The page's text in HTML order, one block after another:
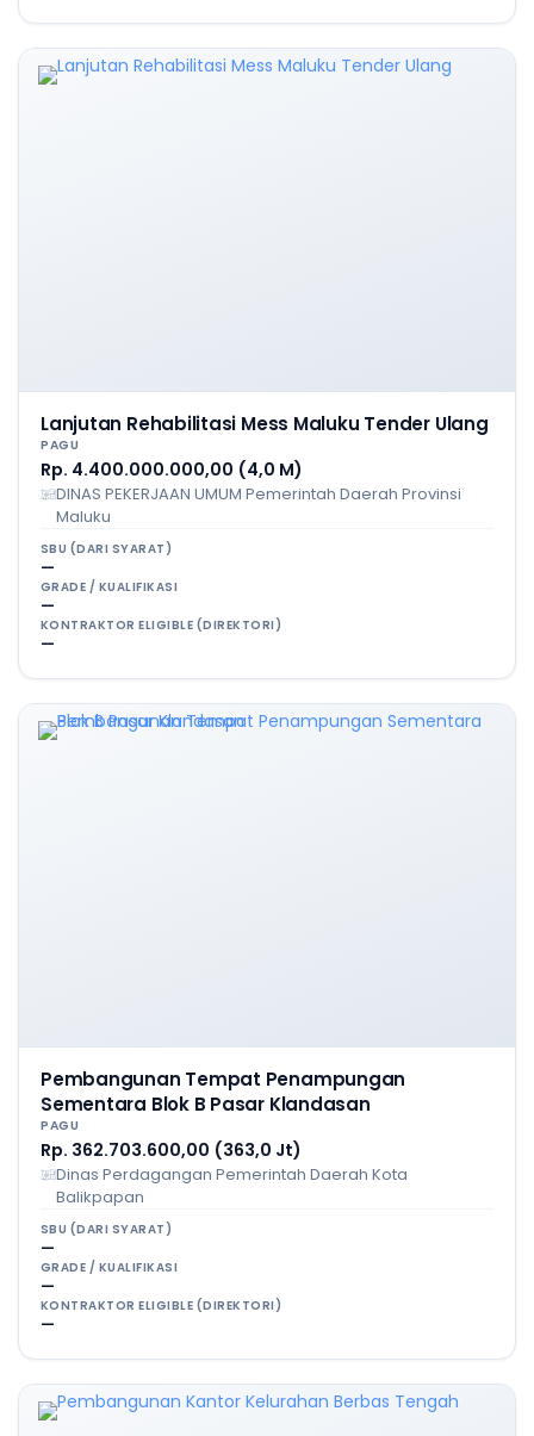
Lanjutan Rehabilitasi Mess Maluku Tender Ulang
PAGU
Rp. 4.400.000.000,00 (4,0 M)
DINAS PEKERJAAN UMUM Pemerintah Daerah Provinsi
Maluku
SBU (DARI SYARAT)
—
GRADE / KUALIFIKASI
—
KONTRAKTOR ELIGIBLE (DIREKTORI)
—
Pembangunan Tempat Penampungan
Sementara Blok B Pasar Klandasan
PAGU
Rp. 362.703.600,00 (363,0 Jt)
Dinas Perdagangan Pemerintah Daerah Kota
Balikpapan
SBU (DARI SYARAT)
—
GRADE / KUALIFIKASI
—
KONTRAKTOR ELIGIBLE (DIREKTORI)
—